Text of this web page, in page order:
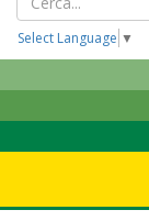
Select Language ▼